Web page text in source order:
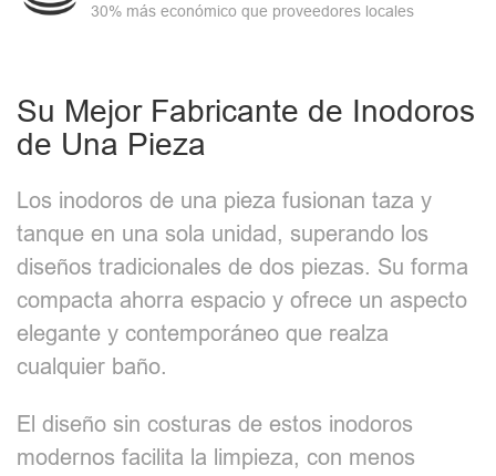
30% más económico que proveedores locales
Su Mejor Fabricante de Inodoros
de Una Pieza
Los inodoros de una pieza fusionan taza y
tanque en una sola unidad, superando los
diseños tradicionales de dos piezas. Su forma
compacta ahorra espacio y ofrece un aspecto
elegante y contemporáneo que realza
cualquier baño.
El diseño sin costuras de estos inodoros
modernos facilita la limpieza, con menos